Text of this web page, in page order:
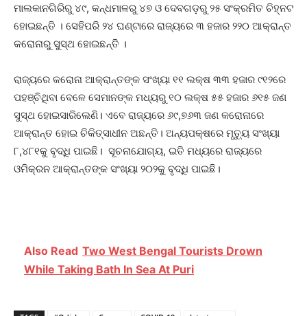
ମାଲକାନଗିରିରୁ ୪୯, କନ୍ଧମାଳରୁ ୪୭ ଓ ଦେବଗଡ଼ରୁ ୨୫ ସଂକ୍ରମିତ ଚିହ୍ନଟ
ହୋଇଛନ୍ତି । ସେହିପରି ୨୪ ଘଣ୍ଟାରେ ରାଜ୍ୟରେ ୩ ହଜାର ୨୨୦ ଆକ୍ରାନ୍ତ
କରୋନାରୁ ସୁସ୍ଥ ହୋଇଛନ୍ତି ।
ରାଜ୍ୟରେ କରୋନା ଆକ୍ରାନ୍ତଙ୍କ ସଂଖ୍ୟା ୧୧ ଲକ୍ଷ ୩୩ ହଜାର ୯୧୨ରେ
ପହଞ୍ଚିଥିବା ବେଳେ ସେମାନଙ୍କ ମଧ୍ୟରୁ ୧୦ ଲକ୍ଷ ୫୫ ହଜାର ୬୧୫ ଜଣ
ସୁସ୍ଥ ହୋଇସାରିଲେଣି। ଏବେ ରାଜ୍ୟରେ ୬୯,୭୬୩ ଜଣ କରୋନାରେ
ଆକ୍ରାନ୍ତ ହୋଇ ଚିକିତ୍ସାଧୀନ ଅଛନ୍ତି। ଅନ୍ୟପକ୍ଷରେ ମୃତ୍ୟୁ ସଂଖ୍ୟା
୮,୪୮୧କୁ ବୃଦ୍ଧି ପାଇଛି। ସୂଚନାଯୋଗ୍ୟ, ଇତି ମଧ୍ୟରେ ରାଜ୍ୟରେ
ଓମିକ୍ରନ ଆକ୍ରାନ୍ତଙ୍କ ସଂଖ୍ୟା ୨୦୨କୁ ବୃଦ୍ଧି ପାଇଛି।
Also Read Two West Bengal Tourists Drown
While Taking Bath In Sea At Puri